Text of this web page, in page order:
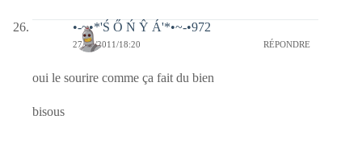
•-~•*'Ś Ő Ń Ŷ Á'*•~-•972
27/01/2011/18:20 RÉPONDRE
oui le sourire comme ça fait du bien
bisous